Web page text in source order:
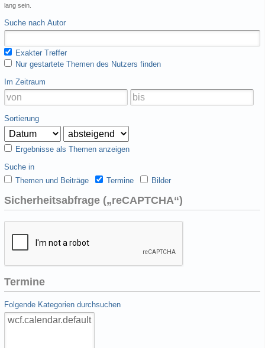
lang sein.
Suche nach Autor
Exakter Treffer
Nur gestartete Themen des Nutzers finden
Im Zeitraum
Sortierung
Ergebnisse als Themen anzeigen
Suche in
Themen und Beiträge
Termine Bilder
Sicherheitsabfrage („reCAPTCHA“)
Termine
Folgende Kategorien durchsuchen